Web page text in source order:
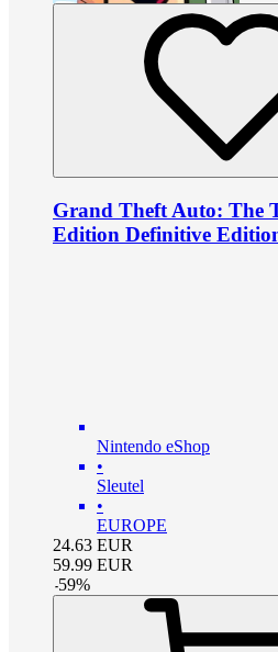
Grand Theft Auto: The
Edition Definitive
Nintendo eShop
•
Sleutel
•
EUROPE
24.63 EUR
59.99 EUR
-59%